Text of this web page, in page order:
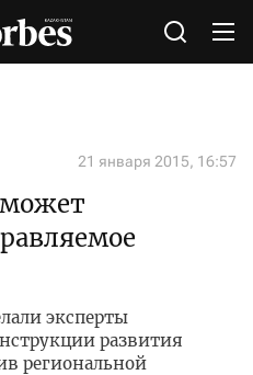
21 января 2015, 16:57
может
эксперты
развития
региональной